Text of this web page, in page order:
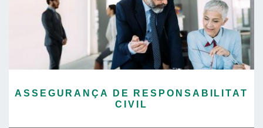
ASSEGURANÇA DE RESPONSABILITAT
CIVIL